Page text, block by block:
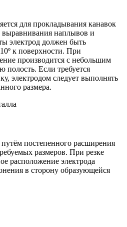
для прокладывания канавок
выравнивания наплывов и
электрод должен быть
к поверхности. При
производится с небольшим
полость. Если требуется
электродом следует выполнять
размера.
постепенного расширения
размеров. При резке
расположение электрода
в сторону образующейся